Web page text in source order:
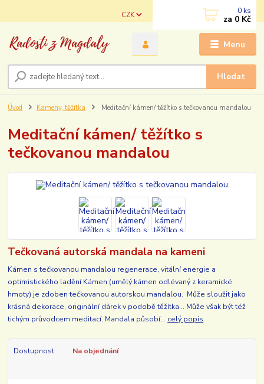
Menu
CZK
Hledat
0 ks
za 0 Kč
Úvod Kameny, těžítka Meditační kámen/ těžítko s tečkovanou mandalou
Meditační kámen/ těžítko s
tečkovanou mandalou
Tečkovaná autorská mandala na kameni
Kámen s tečkovanou mandalou regenerace, vitální energie a
optimistického ladění Kámen (umělý kámen odlévaný z keramické
hmoty) je zdoben tečkovanou autorskou mandalou. Může sloužit jako
krásná dekorace, originální dárek v podobě těžítka... Může však být též
tichým průvodcem meditací. Mandala působí... celý popis
Dostupnost Na objednání